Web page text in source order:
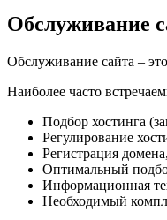
Обслуживание
Обслуживание сайта –
Наиболее часто
Подбор хостинга
Регулирование
Регистрация
Оптимальный
Информационная
Необходимый